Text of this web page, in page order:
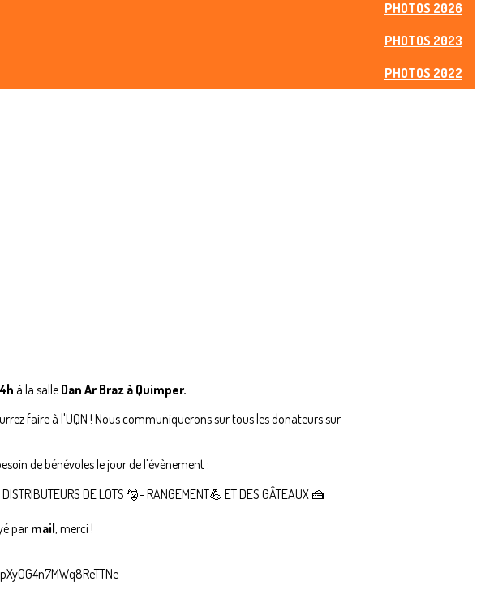
PHOTOS 2026
PHOTOS 2023
PHOTOS 2022
à la salle Dan Ar Braz à Quimper.
faire à l'UQN ! Nous communiquerons sur tous les donateurs sur
de bénévoles le jour de l'évènement :
DE LOTS 🎅- RANGEMENT💪 ET DES GÂTEAUX 🍰
par mail, merci !